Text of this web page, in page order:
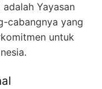
Yayasan
cabangnya yang
untuk